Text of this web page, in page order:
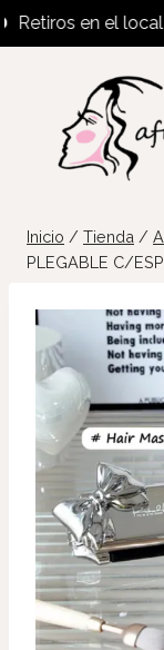
en el local a
contenido
Inicio / Tienda /
PLEGABLE C/